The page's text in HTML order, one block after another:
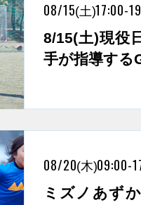
08/15(土)17:00-
8/15(土)現役
手が指導する
08/20(木)09:00-
ミズノあず